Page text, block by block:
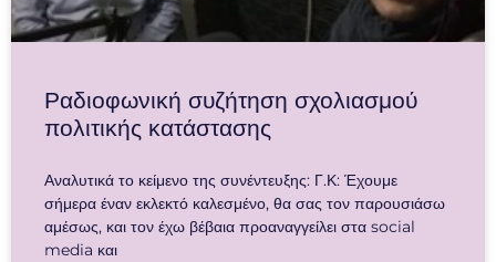
Ραδιοφωνική συζήτηση σχολιασμού
πολιτικής κατάστασης
Αναλυτικά το κείμενο της συνέντευξης: Γ.Κ: Έχουμε
σήμερα έναν εκλεκτό καλεσμένο, θα σας τον παρουσιάσω
αμέσως, και τον έχω βέβαια προαναγγείλει στα social
media και